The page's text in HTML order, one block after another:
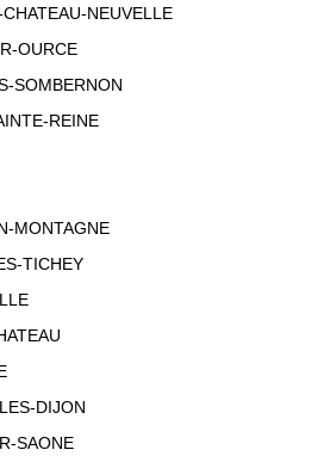
NEUVELLE
OURCE
SOMBERNON
REINE
MONTAGNE
TICHEY
DIJON
SAONE